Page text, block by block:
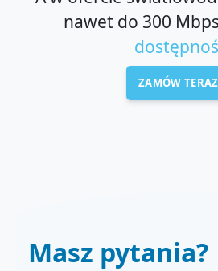
nawet do 300
ZAMÓW
Masz pytania?